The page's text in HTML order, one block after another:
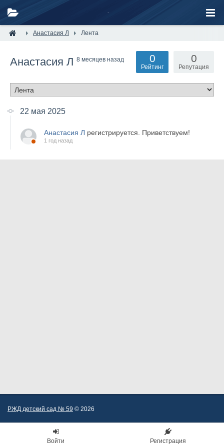
Анастасия Л Лента
Анастасия Л 8 месяцев назад 0
Репутация
0
Рейтинг
22 мая 2025
Анастасия Л регистрируется. Приветствуем!
1 год назад
РЖД детский сад № 59 © 2026
Войти Регистрация